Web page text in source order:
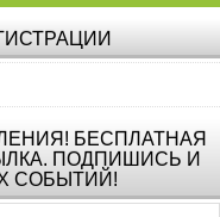
БЕСПЛАТНАЯ
ПОДПИШИСЬ И
СОБЫТИЙ!